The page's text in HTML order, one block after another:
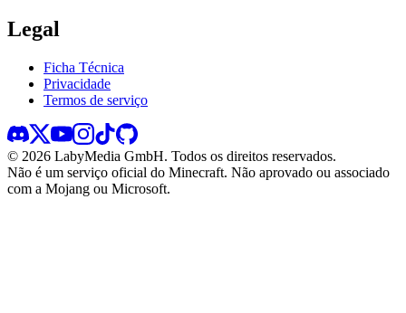
Legal
Ficha Técnica
Privacidade
Termos de serviço
© 2026 LabyMedia GmbH. Todos os direitos reservados.
Não é um serviço oficial do Minecraft. Não aprovado ou associado
com a Mojang ou Microsoft.